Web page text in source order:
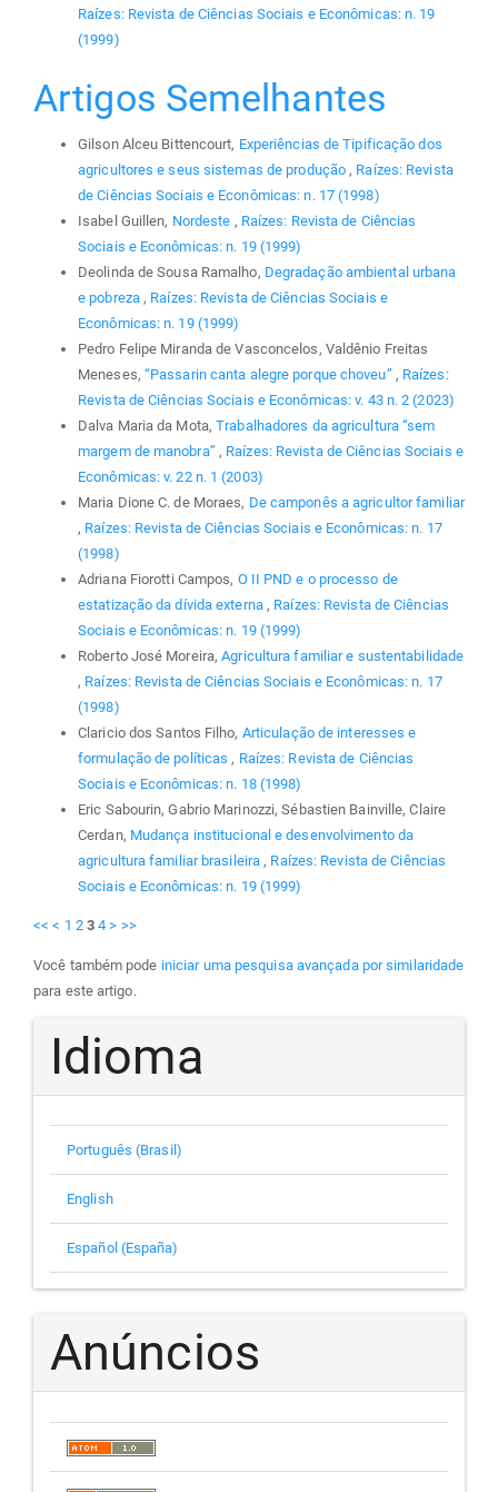
Raízes: Revista de Ciências Sociais e Econômicas: n. 19
(1999)
Artigos Semelhantes
Gilson Alceu Bittencourt, Experiências de Tipificação dos
agricultores e seus sistemas de produção, Raízes: Revista
de Ciências Sociais e Econômicas: n. 17 (1998)
Isabel Guillen, Nordeste , Raízes: Revista de Ciências
Sociais e Econômicas: n. 19 (1999)
Deolinda de Sousa Ramalho, Degradação ambiental urbana
e pobreza , Raízes: Revista de Ciências Sociais e
Econômicas: n. 19 (1999)
Pedro Felipe Miranda de Vasconcelos, Valdênio Freitas
Meneses, “Passarin canta alegre porque choveu” , Raízes:
Revista de Ciências Sociais e Econômicas: v. 43 n. 2 (2023)
Dalva Maria da Mota,Trabalhadores da agricultura “sem
margem de manobra” , Raízes: Revista de Ciências Sociais e
Econômicas: v. 22 n. 1 (2003)
Maria Dione C. de Moraes, De camponês a agricultor familiar
, Raízes: Revista de Ciências Sociais e Econômicas: n. 17
(1998)
Adriana Fiorotti Campos, O II PND e o processo de
estatização da dívida externa, Raízes: Revista de Ciências
Sociais e Econômicas: n. 19 (1999)
Roberto José Moreira,Agricultura familiar e sustentabilidade
, Raízes: Revista de Ciências Sociais e Econômicas: n. 17
(1998)
Claricio dos Santos Filho, Articulação de interesses e
formulação de políticas, Raízes: Revista de Ciências
Sociais e Econômicas: n. 18 (1998)
Eric Sabourin, Gabrio Marinozzi, Sébastien Bainville, Claire
Cerdan, Mudança institucional e desenvolvimento da
agricultura familiar brasileira, Raízes: Revista de Ciências
Sociais e Econômicas: n. 19 (1999)
<< < 1 2 3 4 > >>
Você também pode iniciar uma pesquisa avançada por similaridade
para este artigo.
Idioma
Português (Brasil)
English
Español (España)
Anúncios